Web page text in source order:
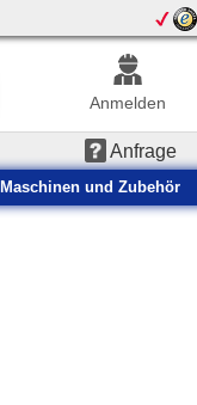
Anmelden
Anfrage
Maschinen und Zubehör